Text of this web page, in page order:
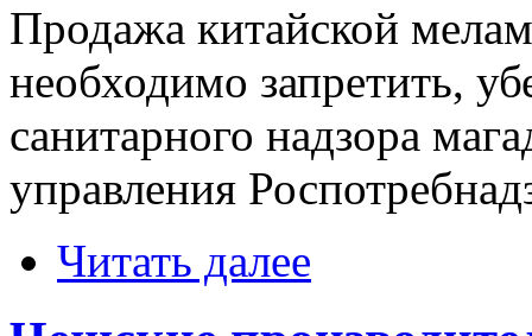
Продажа китайской
необходимо запретить,
санитарного надзора
управления
Читать далее